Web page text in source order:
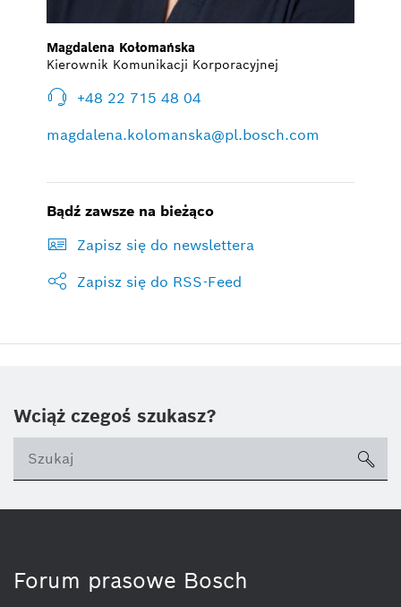
Magdalena Kołomańska
Kierownik Komunikacji Korporacyjnej
+48 22 715 48 04
magdalena.kolomanska@pl.bosch.com
Bądź zawsze na bieżąco
Zapisz się do newslettera
Zapisz się do RSS-Feed
Wciąż czegoś szukasz?
Forum prasowe Bosch